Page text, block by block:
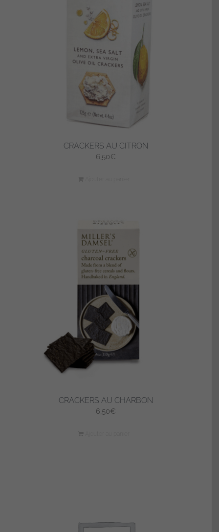
CRACKERS AU CITRON
6,50€
CRACKERS AU CHARBON
6,50€